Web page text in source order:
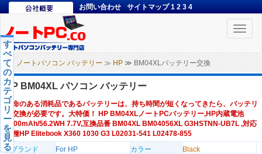
お問い合わせ サイトマップ 1 2 3 4
Toggle
ノートパソコン バッテリー ≫ HP ≫ BM04XLバッテリー交換
す
べ
て
の
カ
テ
ゴ
リ
ー
を
見
る
HP BM04XL パソコン バッテリー
寿命のある消耗品であるバッテリーは、持ち時間が短くなってきたら、バッテリ
ー交換が必要です。大特価！ HP BM04XLノートPCバッテリー,HP内蔵電池
7000mAh/56.2WH 7.7V,互換品番 BM04XL BM04056XL G3HSTNN-UB7L ,対応
機種HP Elitebook X360 1030 G3 L02031-541 L02478-855
のブランド
For HP カラー
Black